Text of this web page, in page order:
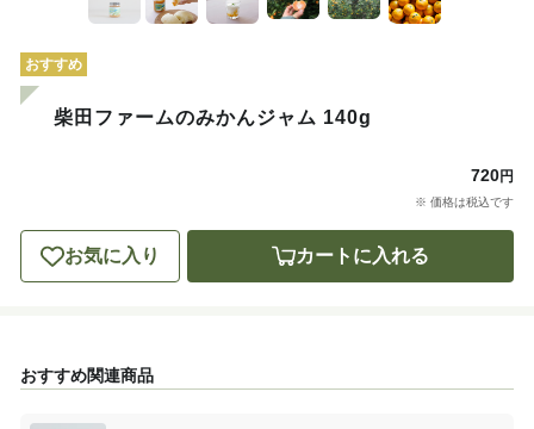
おすすめ
柴田ファームのみかんジャム 140g
720円
※ 価格は税込です
お気に入り カートに入れる
おすすめ関連商品